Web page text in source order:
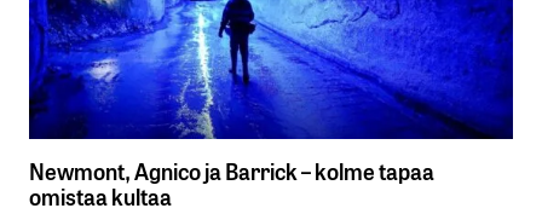
Newmont, Agnico ja Barrick – kolme tapaa
omistaa kultaa